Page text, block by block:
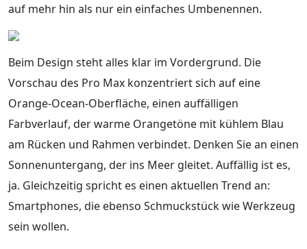
auf mehr hin als nur ein einfaches Umbenennen.
Beim Design steht alles klar im Vordergrund. Die
Vorschau des Pro Max konzentriert sich auf eine
Orange-Ocean-Oberfläche, einen auffälligen
Farbverlauf, der warme Orangetöne mit kühlem Blau
am Rücken und Rahmen verbindet. Denken Sie an einen
Sonnenuntergang, der ins Meer gleitet. Auffällig ist es,
ja. Gleichzeitig spricht es einen aktuellen Trend an:
Smartphones, die ebenso Schmuckstück wie Werkzeug
sein wollen.